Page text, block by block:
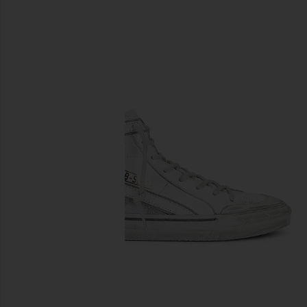
diapositivas anteriores